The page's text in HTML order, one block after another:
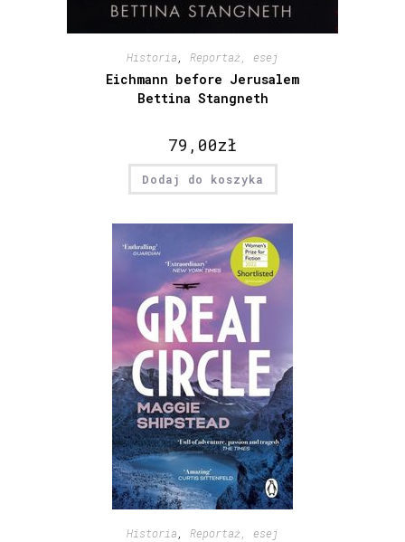
Historia Reportaż, esej
Eichmann before Jerusalem
Bettina Stangneth
79,00zł
Dodaj do koszyka
Historia Reportaż, esej